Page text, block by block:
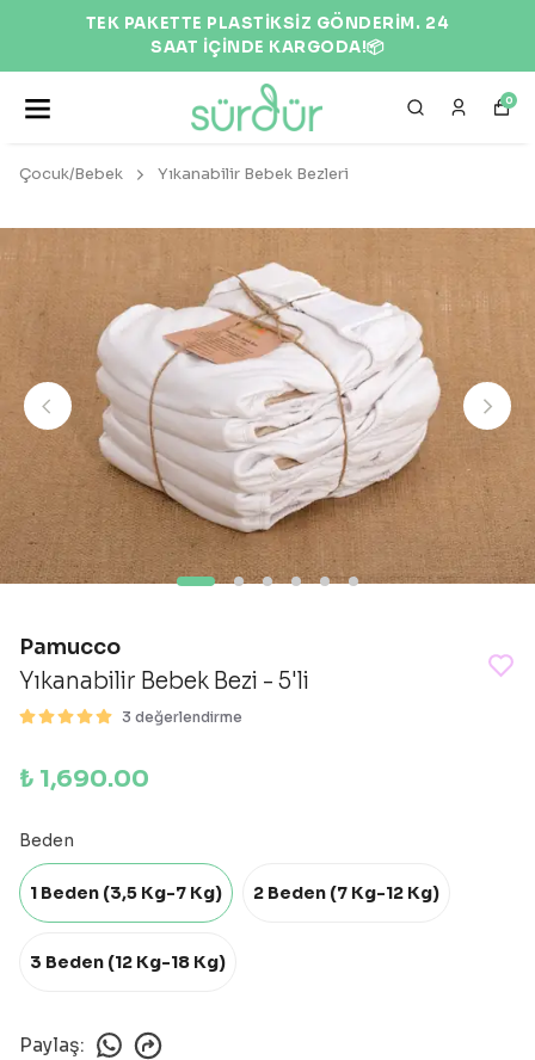
EKOLOJİK VE DOĞAL ÜRÜNLER 🌍
0
Çocuk/Bebek Yıkanabilir Bebek Bezleri
Pamucco
Yıkanabilir Bebek Bezi - 5'li
3 değerlendirme
₺ 1,690.00
Beden
1 Beden (3,5 Kg-7 Kg) 2 Beden (7 Kg-12 Kg)
3 Beden (12 Kg-18 Kg)
Paylaş: